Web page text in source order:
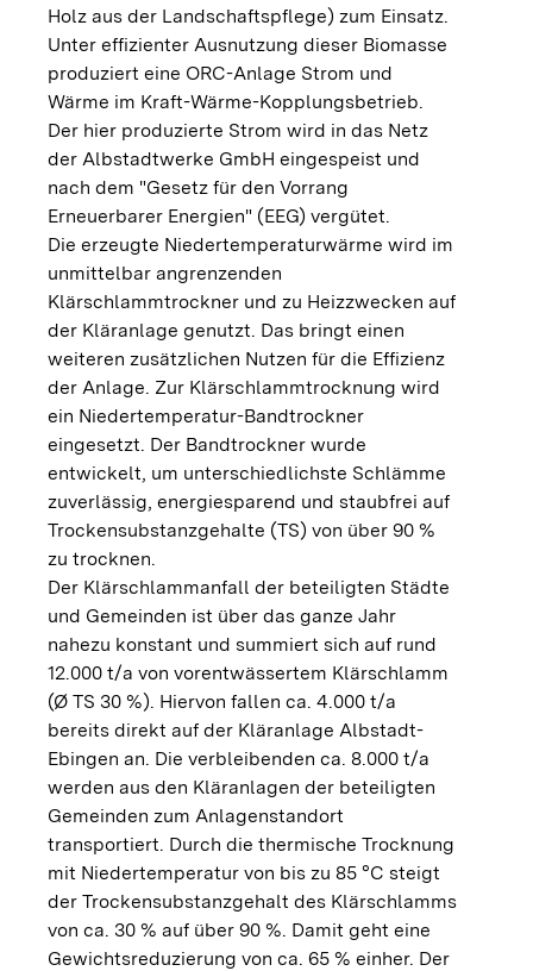
Holz aus der Landschaftspflege) zum Einsatz.
Unter effizienter Ausnutzung dieser Biomasse
produziert eine ORC-Anlage Strom und
Wärme im Kraft-Wärme-Kopplungsbetrieb.
Der hier produzierte Strom wird in das Netz
der Albstadtwerke GmbH eingespeist und
nach dem "Gesetz für den Vorrang
Erneuerbarer Energien" (EEG) vergütet.
Die erzeugte Niedertemperaturwärme wird im
unmittelbar angrenzenden
Klärschlammtrockner und zu Heizzwecken auf
der Kläranlage genutzt. Das bringt einen
weiteren zusätzlichen Nutzen für die Effizienz
der Anlage. Zur Klärschlammtrocknung wird
ein Niedertemperatur-Bandtrockner
eingesetzt. Der Bandtrockner wurde
entwickelt, um unterschiedlichste Schlämme
zuverlässig, energiesparend und staubfrei auf
Trockensubstanzgehalte (TS) von über 90 %
zu trocknen.
Der Klärschlammanfall der beteiligten Städte
und Gemeinden ist über das ganze Jahr
nahezu konstant und summiert sich auf rund
12.000 t/a von vorentwässertem Klärschlamm
(Ø TS 30 %). Hiervon fallen ca. 4.000 t/a
bereits direkt auf der Kläranlage Albstadt-
Ebingen an. Die verbleibenden ca. 8.000 t/a
werden aus den Kläranlagen der beteiligten
Gemeinden zum Anlagenstandort
transportiert. Durch die thermische Trocknung
mit Niedertemperatur von bis zu 85 °C steigt
der Trockensubstanzgehalt des Klärschlamms
von ca. 30 % auf über 90 %. Damit geht eine
Gewichtsreduzierung von ca. 65 % einher. Der